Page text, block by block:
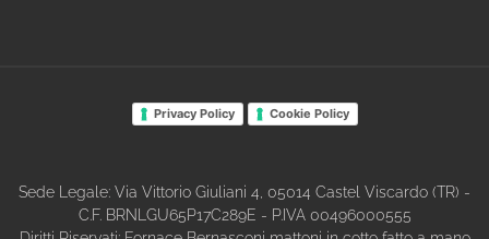
Privacy Policy Cookie Policy
Sede Legale: Via Vittorio Giuliani 4, 05014 Castel Viscardo (TR) -
C.F. BRNLGU65P17C289E - P.IVA 00496000555